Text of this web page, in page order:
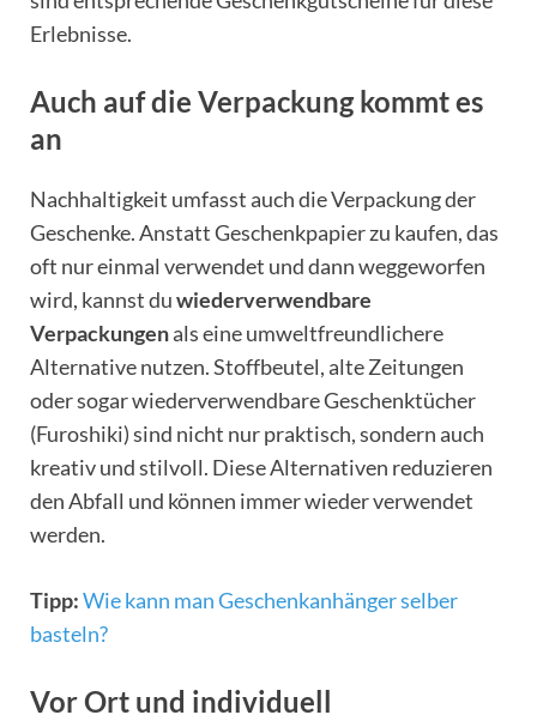
Erlebnisse.
Auch auf die Verpackung kommt es
an
Nachhaltigkeit umfasst auch die Verpackung der
Geschenke. Anstatt Geschenkpapier zu kaufen, das
oft nur einmal verwendet und dann weggeworfen
wird, kannst duwiederverwendbare
Verpackungenals eine umweltfreundlichere
Alternative nutzen. Stoffbeutel, alte Zeitungen
oder sogar wiederverwendbare Geschenktücher
(Furoshiki) sind nicht nur praktisch, sondern auch
kreativ und stilvoll. Diese Alternativen reduzieren
den Abfall und können immer wieder verwendet
werden.
Tipp:Wie kann man Geschenkanhänger selber
basteln?
Vor Ort und individuell